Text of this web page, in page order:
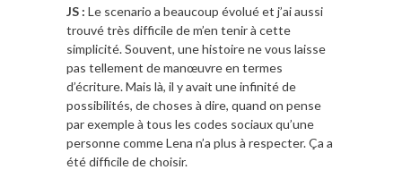
JS : Le scenario a beaucoup évolué et j’ai aussi
trouvé très difficile de m’en tenir à cette
simplicité. Souvent, une histoire ne vous laisse
pas tellement de manœuvre en termes
d’écriture. Mais là, il y avait une infinité de
possibilités, de choses à dire, quand on pense
par exemple à tous les codes sociaux qu’une
personne comme Lena n’a plus à respecter. Ça a
été difficile de choisir.